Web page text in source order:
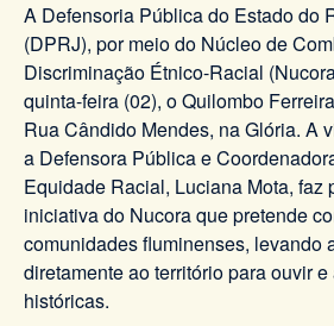
A Defensoria Pública do Estado do
(DPRJ), por meio do Núcleo de
Discriminação Étnico-Racial
quinta-feira (02), o Quilombo
Rua Cândido Mendes, na Glória. A
a Defensora Pública e
Equidade Racial, Luciana Mota, faz
iniciativa do Nucora que pretende
comunidades fluminenses, levando
diretamente ao território para ouvir
históricas.